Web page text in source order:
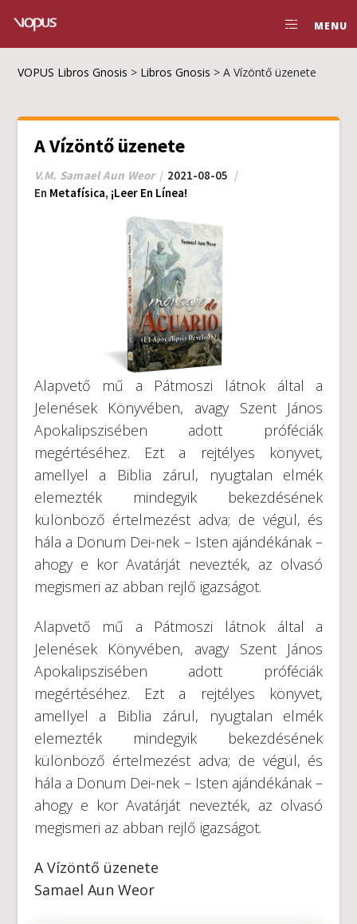
MENU
VOPUS Libros Gnosis > Libros Gnosis >A Vízöntő üzenete
A Vízöntő üzenete
V.M. Samael Aun Weor
2021-08-05
En Metafísica, ¡Leer En Línea!
Alapvető mű a Pátmoszi látnok által a
Jelenések Könyvében, avagy Szent János
Apokalipszisében adott próféciák
megértéséhez. Ezt a rejtélyes könyvet,
amellyel a Biblia zárul, nyugtalan elmék
elemezték mindegyik bekezdésének
különböző értelmezést adva; de végül, és
hála a Donum Dei-nek – Isten ajándékának –
ahogy e kor Avatárját nevezték, az olvasó
megismeri az abban rejlő igazságot.
Alapvető mű a Pátmoszi látnok által a
Jelenések Könyvében, avagy Szent János
Apokalipszisében adott próféciák
megértéséhez. Ezt a rejtélyes könyvet,
amellyel a Biblia zárul, nyugtalan elmék
elemezték mindegyik bekezdésének
különböző értelmezést adva; de végül, és
hála a Donum Dei-nek – Isten ajándékának –
ahogy e kor Avatárját nevezték, az olvasó
megismeri az abban rejlő igazságot.
A Vízöntő üzenete
Samael Aun Weor